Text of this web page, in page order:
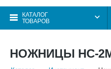
КАТАЛОГ
ТОВАРОВ
НОЖНИЦЫ НС-